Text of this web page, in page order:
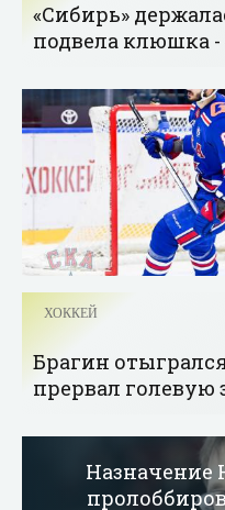
«Сибирь»
подвела клюшка -
ХОККЕЙ
Брагин
прервал голевую
Назначение